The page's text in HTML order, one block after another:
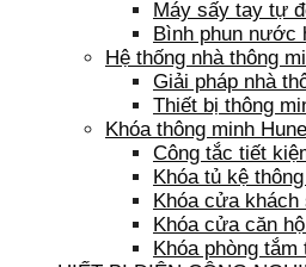
Máy sấy tay tự
Bình phun nước
Hệ thống nhà thông
Giải pháp nhà
Thiết bị thông
Khóa thông minh Hune
Công tắc tiết
Khóa tủ kệ
Khóa cửa khách
Khóa cửa căn
Khóa phòng tắm